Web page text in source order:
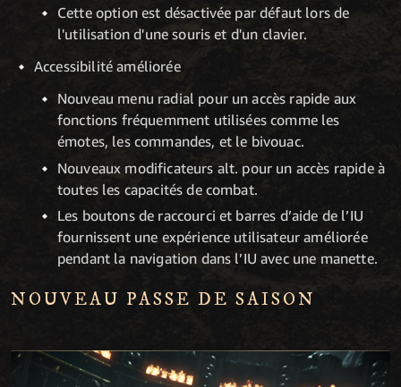
Cette option est désactivée par défaut lors de
l'utilisation d'une souris et d'un clavier.
Accessibilité améliorée
Nouveau menu radial pour un accès rapide aux
fonctions fréquemment utilisées comme les
émotes, les commandes, et le bivouac.
Nouveaux modificateurs alt. pour un accès rapide à
toutes les capacités de combat.
Les boutons de raccourci et barres d’aide de l’IU
fournissent une expérience utilisateur améliorée
pendant la navigation dans l’IU avec une manette.
NOUVEAU PASSE DE SAISON